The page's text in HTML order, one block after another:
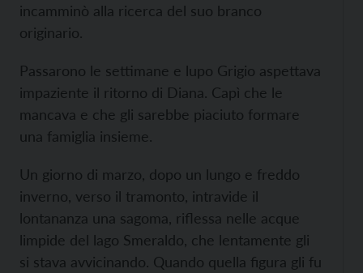
incamminò alla ricerca del suo branco
originario.
Passarono le settimane e lupo Grigio aspettava
impaziente il ritorno di Diana. Capì che le
mancava e che gli sarebbe piaciuto formare
una famiglia insieme.
Un giorno di marzo, dopo un lungo e freddo
inverno, verso il tramonto, intravide il
lontananza una sagoma, riflessa nelle acque
limpide del lago Smeraldo, che lentamente gli
si stava avvicinando. Quando quella figura gli fu